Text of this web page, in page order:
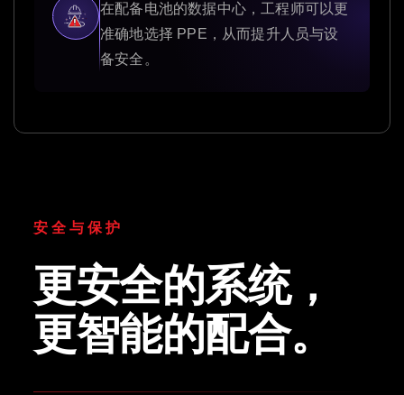
在配备电池的数据中心，工程师可以更
准确地选择 PPE，从而提升人员与设
备安全。
安全与保护
更安全的系统，
更智能的配合。